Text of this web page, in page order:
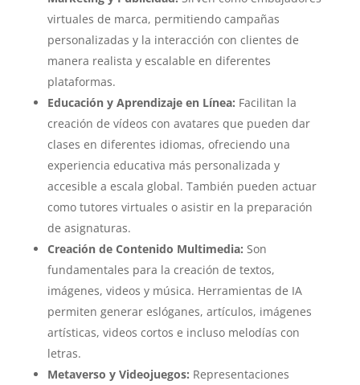
virtuales de marca, permitiendo campañas
personalizadas y la interacción con clientes de
manera realista y escalable en diferentes
plataformas.
Educación y Aprendizaje en Línea: Facilitan la
creación de vídeos con avatares que pueden dar
clases en diferentes idiomas, ofreciendo una
experiencia educativa más personalizada y
accesible a escala global. También pueden actuar
como tutores virtuales o asistir en la preparación
de asignaturas.
Creación de Contenido Multimedia: Son
fundamentales para la creación de textos,
imágenes, videos y música. Herramientas de IA
permiten generar eslóganes, artículos, imágenes
artísticas, videos cortos e incluso melodías con
letras.
Metaverso y Videojuegos: Representaciones